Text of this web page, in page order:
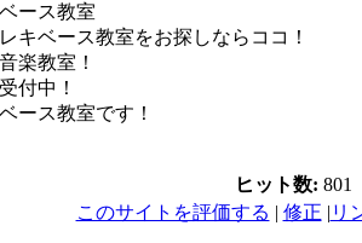
ース教室
キベース教室をお探しならココ！
楽教室！
付中！
ース教室です！
ヒット数: 801
このサイトを評価する | 修正 | リ